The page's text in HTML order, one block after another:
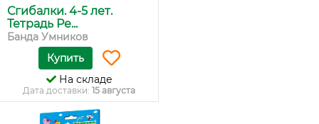
Сгибалки. 4-5 лет.
Тетрадь Ре...
Банда Умников
Купить
На складе
Дата доставки: 15 августа